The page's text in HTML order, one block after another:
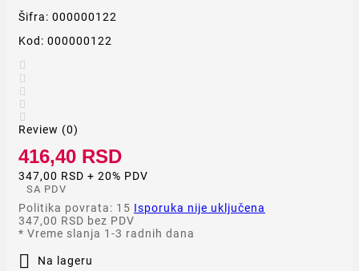
Šifra: 000000122
Kod: 000000122





Review (0)
416,40 RSD
347,00 RSD + 20% PDV
SA PDV
Politika povrata: 15 Isporuka nije uključena
347,00 RSD bez PDV
* Vreme slanja 1-3 radnih dana

Na lageru